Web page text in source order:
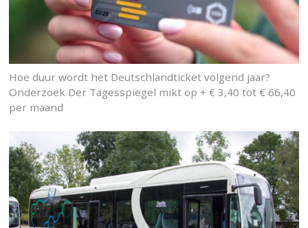
Hoe duur wordt het Deutschlandticket volgend jaar?
Onderzoek Der Tagesspiegel mikt op + € 3,40 tot € 66,40
per maand